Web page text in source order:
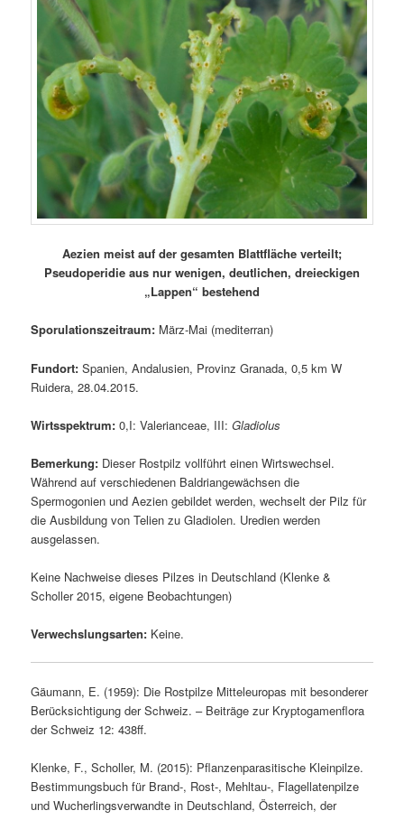
Aezien meist auf der gesamten Blattfläche verteilt;
Pseudoperidie aus nur wenigen, deutlichen, dreieckigen
„Lappen“ bestehend
Sporulationszeitraum: März-Mai (mediterran)
Fundort: Spanien, Andalusien, Provinz Granada, 0,5 km W
Ruidera, 28.04.2015.
Wirtsspektrum:0,I: Valerianceae, III:Gladiolus
Bemerkung: Dieser Rostpilz vollführt einen Wirtswechsel.
Während auf verschiedenen Baldriangewächsen die
Spermogonien und Aezien gebildet werden, wechselt der Pilz für
die Ausbildung von Telien zu Gladiolen. Uredien werden
ausgelassen.
Keine Nachweise dieses Pilzes in Deutschland (Klenke &
Scholler 2015, eigene Beobachtungen)
Verwechslungsarten: Keine.
Gäumann, E. (1959): Die Rostpilze Mitteleuropas mit besonderer
Berücksichtigung der Schweiz. – Beiträge zur Kryptogamenflora
der Schweiz 12: 438ff.
Klenke, F., Scholler, M. (2015): Pflanzenparasitische Kleinpilze.
Bestimmungsbuch für Brand-, Rost-, Mehltau-, Flagellatenpilze
und Wucherlingsverwandte in Deutschland, Österreich, der